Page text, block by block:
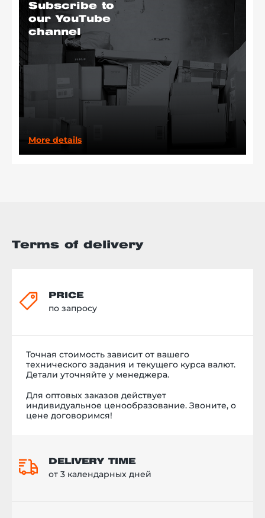
Subscribe to
our YouTube
channel
More details
Terms of delivery
PRICE
по запросу
Точная стоимость зависит от вашего
технического задания и текущего курса валют.
Детали уточняйте у менеджера.
Для оптовых заказов действует
индивидуальное ценообразование. Звоните, о
цене договоримся!
DELIVERY TIME
от 3 календарных дней